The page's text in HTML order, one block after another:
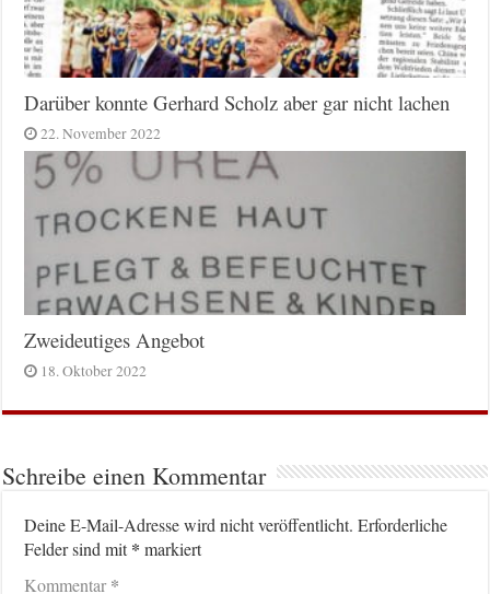
Darüber konnte Gerhard Scholz aber gar nicht lachen
22. November 2022
Zweideutiges Angebot
18. Oktober 2022
Schreibe einen Kommentar
Deine E-Mail-Adresse wird nicht veröffentlicht. Erforderliche
Felder sind mit* markiert
Kommentar*